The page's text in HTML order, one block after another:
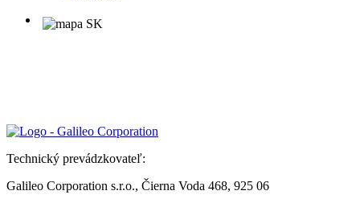
Technický prevádzkovateľ:
Galileo Corporation s.r.o., Čierna Voda 468, 925 06